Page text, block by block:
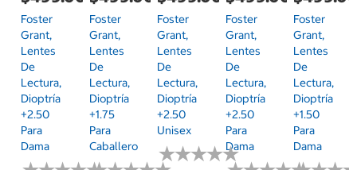
Foster
Grant,
Lentes
De
Lectura,
Dioptría
+2.50
Para
Dama
Foster
Grant,
Lentes
De
Lectura,
Dioptría
+1.75
Para
Caballero
Foster
Grant,
Lentes
De
Lectura,
Dioptría
+2.50
Unisex
★★★★★
★★★★★
Foster
Grant,
Lentes
De
Lectura,
Dioptría
+2.50
Para
Dama
Foster
Grant,
Lentes
De
Lectura,
Dioptría
+1.50
Para
Dama